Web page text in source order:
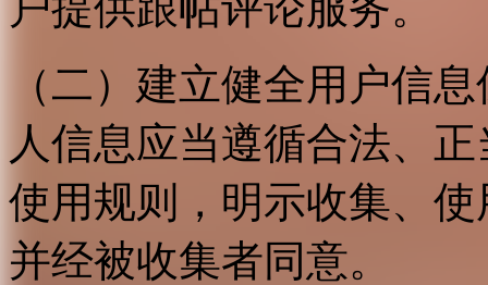
（二）建立健全用户信
人信息应当遵循合法、
使用规则，明示收集、
并经被收集者同意。